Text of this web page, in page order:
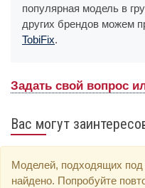
популярная модель в
других брендов можем
TobiFix.
Задать свой вопрос
Вас могут
Моделей, подходящих
найдено. Попробуйте